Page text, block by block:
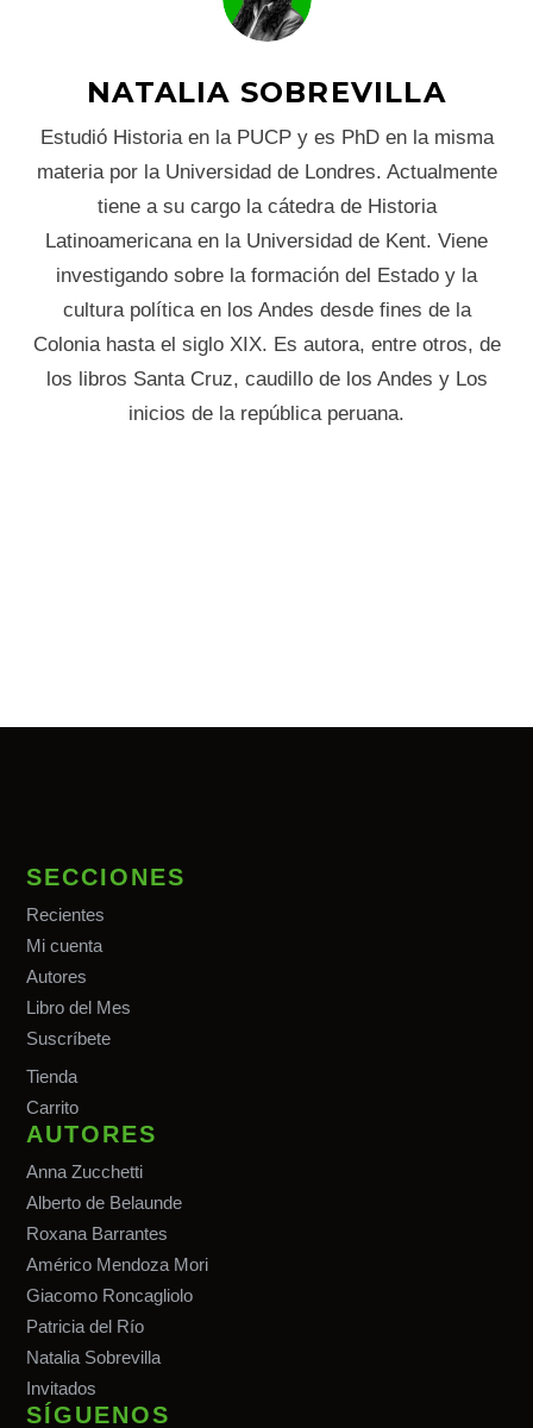
NATALIA SOBREVILLA
Estudió Historia en la PUCP y es PhD en la misma
materia por la Universidad de Londres. Actualmente
tiene a su cargo la cátedra de Historia
Latinoamericana en la Universidad de Kent. Viene
investigando sobre la formación del Estado y la
cultura política en los Andes desde fines de la
Colonia hasta el siglo XIX. Es autora, entre otros, de
los libros Santa Cruz, caudillo de los Andes y Los
inicios de la república peruana.
SECCIONES
Recientes
Mi cuenta
Autores
Libro del Mes
Suscríbete
Tienda
Carrito
AUTORES
Anna Zucchetti
Alberto de Belaunde
Roxana Barrantes
Américo Mendoza Mori
Giacomo Roncagliolo
Patricia del Río
Natalia Sobrevilla
Invitados
SÍGUENOS